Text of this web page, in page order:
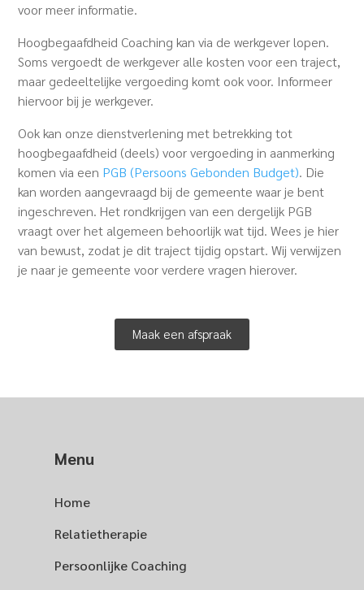
voor meer informatie.
Hoogbegaafdheid Coaching kan via de werkgever lopen.
Soms vergoedt de werkgever alle kosten voor een traject,
maar gedeeltelijke vergoeding komt ook voor. Informeer
hiervoor bij je werkgever.
Ook kan onze dienstverlening met betrekking tot
hoogbegaafdheid (deels) voor vergoeding in aanmerking
komen via een PGB (Persoons Gebonden Budget). Die
kan worden aangevraagd bij de gemeente waar je bent
ingeschreven. Het rondkrijgen van een dergelijk PGB
vraagt over het algemeen behoorlijk wat tijd. Wees je hier
van bewust, zodat je dit traject tijdig opstart. Wij verwijzen
je naar je gemeente voor verdere vragen hierover.
Maak een afspraak
Menu
Home
Relatietherapie
Persoonlijke Coaching